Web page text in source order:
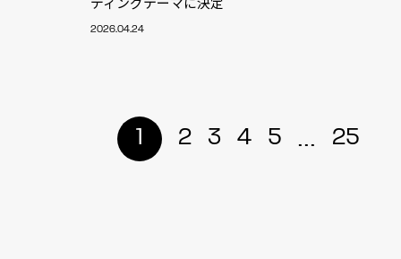
2026.04.24
1 2 3 4 5 ... 25